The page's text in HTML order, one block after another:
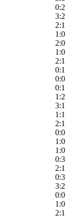
0:2
3:2
2:1
1:0
2:0
1:0
2:1
0:1
0:0
0:1
1:2
3:1
1:1
2:1
0:0
1:0
1:0
0:3
2:1
0:3
3:2
0:0
1:0
2:1